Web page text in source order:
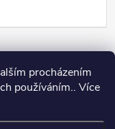
procházením
používáním.. Více